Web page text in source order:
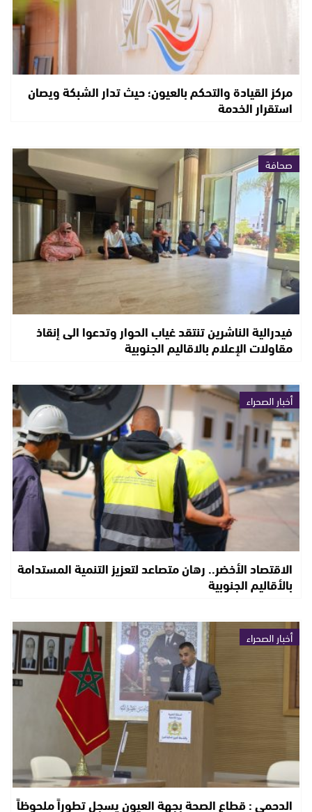
مركز القيادة والتحكم بالعيون؛ حيث تدار الشبكة ويصان
استقرار الخدمة
صحافة
فيدرالية الناشرين تنتقد غياب الحوار وتدعوا الى إنقاذ
مقاولات الإعلام بالاقاليم الجنوبية
أخبار الصحراء
الاقتصاد الأخضر.. رهان متصاعد لتعزيز التنمية المستدامة
بالأقاليم الجنوبية
أخبار الصحراء
الدحمي : قطاع الصحة بجهة العيون يسجل تطوراً ملحوظاً